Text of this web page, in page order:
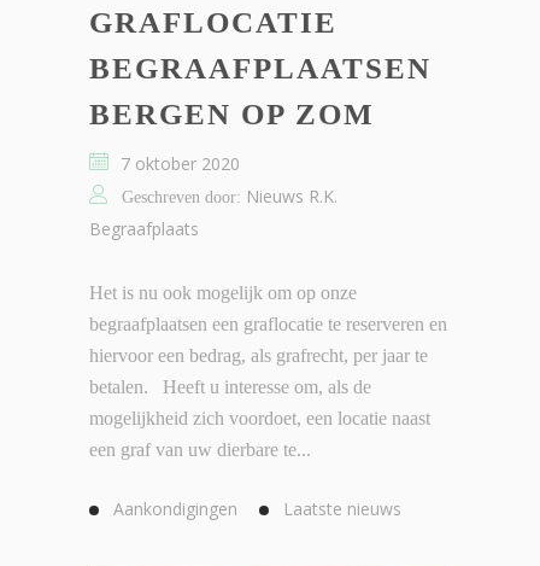
GRAFLOCATIE
BEGRAAFPLAATSEN
BERGEN OP ZOM
7 oktober 2020
Geschreven door: Nieuws R.K.
Begraafplaats
Het is nu ook mogelijk om op onze
begraafplaatsen een graflocatie te reserveren en
hiervoor een bedrag, als grafrecht, per jaar te
betalen. Heeft u interesse om, als de
mogelijkheid zich voordoet, een locatie naast
een graf van uw dierbare te...
Aankondigingen Laatste nieuws